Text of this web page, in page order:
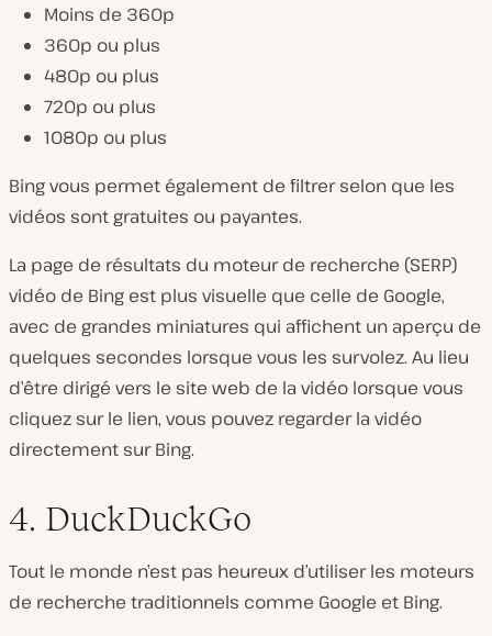
Moins de 360p
360p ou plus
480p ou plus
720p ou plus
1080p ou plus
Bing vous permet également de filtrer selon que les
vidéos sont gratuites ou payantes.
La page de résultats du moteur de recherche (SERP)
vidéo de Bing est plus visuelle que celle de Google,
avec de grandes miniatures qui affichent un aperçu de
quelques secondes lorsque vous les survolez. Au lieu
d’être dirigé vers le site web de la vidéo lorsque vous
cliquez sur le lien, vous pouvez regarder la vidéo
directement sur Bing.
4. DuckDuckGo
Tout le monde n’est pas heureux d’utiliser les moteurs
de recherche traditionnels comme Google et Bing.